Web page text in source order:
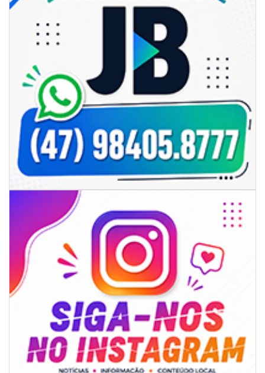
06/08/2026 | 18:18
Programa de IST/Aids e Hepatites Virais faz testagem rápida em frente
ao CIS
GERAL